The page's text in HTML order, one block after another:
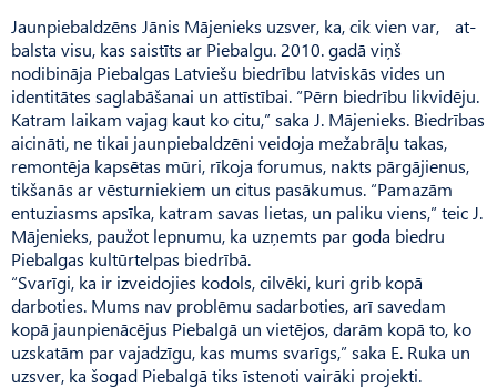
Jaunpiebaldzēns Jānis Māje­nieks uzsver, ka, cik vien var, at­
balsta visu, kas saistīts ar Pie­balgu. 2010. gadā viņš
nodibināja Piebalgas Latviešu biedrību latviskās vides un
identitātes saglabāšanai un attīstībai. “Pērn biedrību likvidēju.
Katram laikam vajag kaut ko citu,” saka J. Mājenieks. Biedrī­bas
aicināti, ne tikai jaunpiebaldzēni veidoja me­žabrāļu takas,
remontēja kapsētas mūri, rīkoja forumus, nakts pārgājienus,
tikšanās ar vēsturniekiem un citus pasākumus. “Pamazām
entuziasms apsīka, katram savas lietas, un paliku viens,” teic J.
Mājenieks, paužot lepnumu, ka uzņemts par goda biedru
Piebalgas kultūrtelpas biedrībā.
“Sva­rīgi, ka ir izveidojies kodols, cilvēki, kuri grib kopā
darboties. Mums nav problēmu sadarboties, arī savedam
kopā jaunpienācējus Piebalgā un vietējos, darām kopā to, ko
uzskatām par vajadzīgu, kas mums svarīgs,” saka E. Ruka un
uzsver, ka šogad Piebalgā tiks īstenoti vairāki projekti.